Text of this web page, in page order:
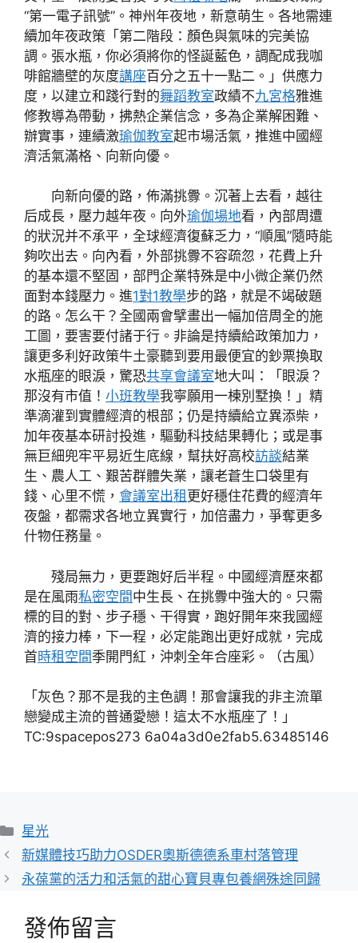
“第一電子訊號”。神州年夜地，新意萌生。各地需連
續加年夜政策「第二階段：顏色與氣味的完美協
調。張水瓶，你必須將你的怪誕藍色，調配成我咖
啡館牆壁的灰度講座百分之五十一點二。」供應力
度，以建立和踐行對的舞蹈教室政績不九宮格雅進
修教導為帶動，拂熱企業信念，多為企業解困難、
辦實事，連續激瑜伽教室起市場活氣，推進中國經
濟活氣滿格、向新向優。
向新向優的路，佈滿挑釁。沉著上去看，越往
后成長，壓力越年夜。向外瑜伽場地看，內部周遭
的狀況并不承平，全球經濟復蘇乏力，“順風”隨時能
夠吹出去。向內看，外部挑釁不容疏忽，花費上升
的基本還不堅固，部門企業特殊是中小微企業仍然
面對本錢壓力。進1對1教學步的路，就是不竭破題
的路。怎么干？全國兩會擘畫出一幅加倍周全的施
工圖，要害要付諸于行。非論是持續給政策加力，
讓更多利好政策牛土豪聽到要用最便宜的鈔票換取
水瓶座的眼淚，驚恐共享會議室地大叫：「眼淚？
那沒有市值！ 小班教學我寧願用一棟別墅換！」精
準滴灌到實體經濟的根部；仍是持續給立異添柴，
加年夜基本研討投進，驅動科技結果轉化；或是事
無巨細兜牢平易近生底線，幫扶好高校訪談結業
生、農人工、艱苦群體失業，讓老蒼生口袋里有
錢、心里不慌， 會議室出租 更好穩住花費的經濟年
夜盤，都需求各地立異實行，加倍盡力，爭奪更多
什物任務量。
殘局無力，更要跑好后半程。中國經濟歷來都
是在風雨私密空間中生長、在挑釁中強大的。只需
標的目的對、步子穩、干得實，跑好開年來我國經
濟的接力棒，下一程，必定能跑出更好成就，完成
首時租空間季開門紅，沖刺全年合座彩。（古風）
「灰色？那不是我的主色調！那會讓我的非主流單
戀變成主流的普通愛戀！這太不水瓶座了！」
TC:9spacepos273 6a04a3d0e2fab5.63485146
分
類
星光
新媒體技巧助力OSDER奧斯德德系車村落管理
永葆黨的活力和活氣的甜心寶貝專包養網殊途同歸
發佈留言